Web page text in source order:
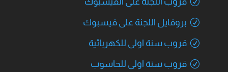
بروفايل اللجنة على فيسبوك
قروب سنة اولى للكهربائية
قروب سنة اولى للحاسوب